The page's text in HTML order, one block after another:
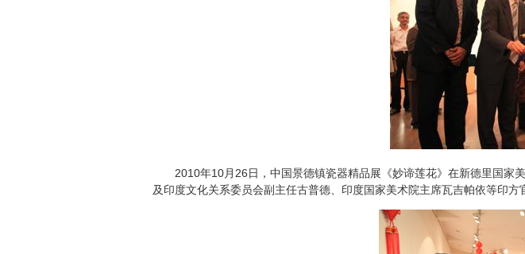
2010年10月26日，中国景德镇瓷器精品展《妙谛莲花》在新德里国家
及印度文化关系委员会副主任古普德、印度国家美术院主席瓦吉帕依等印方